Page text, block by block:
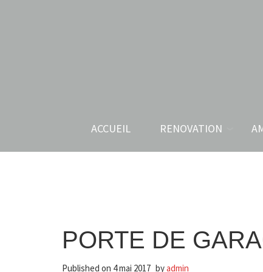
ACCUEIL RENOVATION
PORTE DE
Published on 4 mai 2017 byadmin